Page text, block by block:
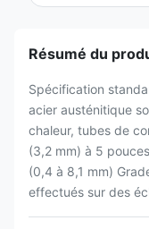
Résumé du
Spécification
acier austénitique
chaleur, tubes de
(3,2 mm) à 5
(0,4 à 8,1 mm)
effectués sur des